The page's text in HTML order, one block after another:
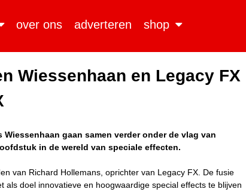
over ons adverteren shop
Wiessenhaan en Legacy FX
gaan samen verder onder de vlag van
in de wereld van speciale effecten.
van Richard Hollemans, oprichter van Legacy FX. De fusie
doel innovatieve en hoogwaardige special effects te blijven